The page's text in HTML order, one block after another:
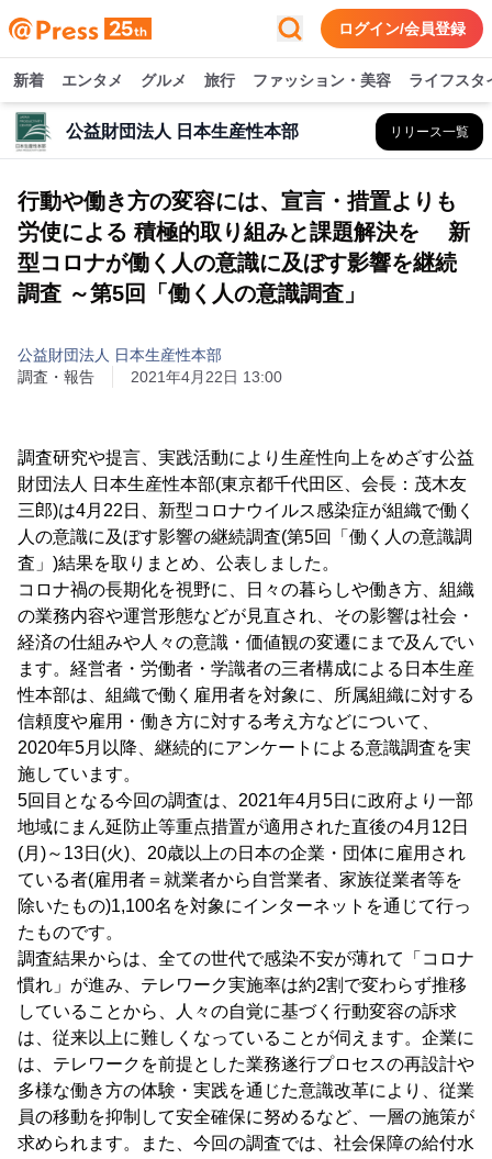
ログイン/会員登録
新着 エンタメ グルメ 旅行 ファッション・美容 ライフスタ
公益財団法人 日本生産性本部 リリース一覧
行動や働き方の変容には、宣言・措置よりも
労使による 積極的取り組みと課題解決を 新
型コロナが働く人の意識に及ぼす影響を継続
調査 ～第5回「働く人の意識調査」
公益財団法人 日本生産性本部
調査・報告
2021年4月22日 13:00
調査研究や提言、実践活動により生産性向上をめざす公益
財団法人 日本生産性本部(東京都千代田区、会長：茂木友
三郎)は4月22日、新型コロナウイルス感染症が組織で働く
人の意識に及ぼす影響の継続調査(第5回「働く人の意識調
査」)結果を取りまとめ、公表しました。
コロナ禍の長期化を視野に、日々の暮らしや働き方、組織
の業務内容や運営形態などが見直され、その影響は社会・
経済の仕組みや人々の意識・価値観の変遷にまで及んでい
ます。経営者・労働者・学識者の三者構成による日本生産
性本部は、組織で働く雇用者を対象に、所属組織に対する
信頼度や雇用・働き方に対する考え方などについて、
2020年5月以降、継続的にアンケートによる意識調査を実
施しています。
5回目となる今回の調査は、2021年4月5日に政府より一部
地域にまん延防止等重点措置が適用された直後の4月12日
(月)～13日(火)、20歳以上の日本の企業・団体に雇用され
ている者(雇用者＝就業者から自営業者、家族従業者等を
除いたもの)1,100名を対象にインターネットを通じて行っ
たものです。
調査結果からは、全ての世代で感染不安が薄れて「コロナ
慣れ」が進み、テレワーク実施率は約2割で変わらず推移
していることから、人々の自覚に基づく行動変容の訴求
は、従来以上に難しくなっていることが伺えます。企業に
は、テレワークを前提とした業務遂行プロセスの再設計や
多様な働き方の体験・実践を通じた意識改革により、従業
員の移動を抑制して安全確保に努めるなど、一層の施策が
求められます。また、今回の調査では、社会保障の給付水